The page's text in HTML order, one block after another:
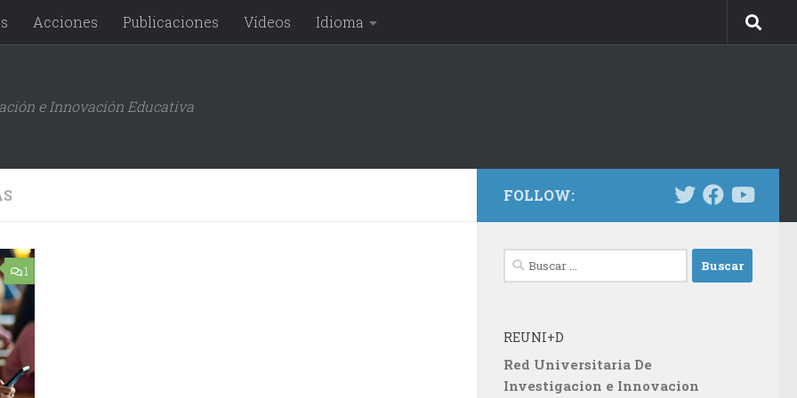
Acciones Publicaciones Vídeos Idioma
e Innovación Educativa
1
FOLLOW:
Buscar:
REUNI+D
Red Universitaria De
Investigacion e Innovacion